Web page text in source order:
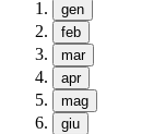
gen
feb
mar
apr
mag
giu